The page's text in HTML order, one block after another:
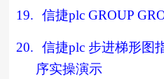
19. 信捷plc GROUP
20. 信捷plc 步进梯形图
序实操演示